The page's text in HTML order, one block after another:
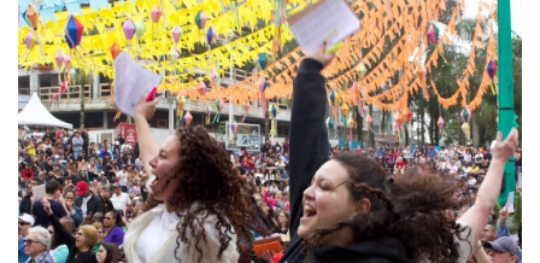
07/08/2026 | 07:00
Prefeitura de Itapema segue com credenciamento aberto para artistas e
produtores culturais
ITAPEMA